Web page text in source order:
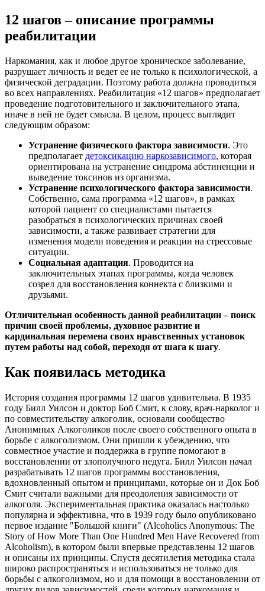
12 шагов – описание программы
реабилитации
Наркомания, как и любое другое хроническое заболевание,
разрушает личность и ведет ее не только к психологической, а
физической деградации. Поэтому работа должна проводиться
во всех направлениях. Реабилитация «12 шагов» предполагает
проведение подготовительного и заключительного этапа,
иначе в ней не будет смысла. В целом, процесс выглядит
следующим образом:
Устранение физического фактора зависимости. Это
предполагает детоксикацию наркозависимого, которая
ориентирована на устранение синдрома абстиненции и
выведение токсинов из организма.
Устранение психологического фактора зависимости.
Собственно, сама программа «12 шагов», в рамках
которой пациент со специалистами пытается
разобраться в психологических причинах своей
зависимости, а также развивает стратегии для
изменения модели поведения и реакции на стрессовые
ситуации.
Социальная адаптация. Проводится на
заключительных этапах программы, когда человек
созрел для восстановления коннекта с близкими и
друзьями.
Отличительная особенность данной реабилитации – поиск
причин своей проблемы, духовное развитие и
кардинальная перемена своих нравственных установок
путем работы над собой, переходя от шага к шагу.
Как появилась методика
История создания программы 12 шагов удивительна. В 1935
году Билл Уилсон и доктор Боб Смит, к слову, врач-нарколог и
по совместительству алкоголик, основали сообщество
Анонимных Алкоголиков после своего собственного опыта в
борьбе с алкоголизмом. Они пришли к убеждению, что
совместное участие и поддержка в группе помогают в
восстановлении от злополучного недуга. Билл Уилсон начал
разрабатывать 12 шагов программы восстановления,
вдохновленный опытом и принципами, которые он и Док Боб
Смит считали важными для преодоления зависимости от
алкоголя. Экспериментальная практика оказалась настолько
популярна и эффективна, что в 1939 году было опубликовано
первое издание "Большой книги" (Alcoholics Anonymous: The
Story of How More Than One Hundred Men Have Recovered from
Alcoholism), в котором были впервые представлены 12 шагов
и описаны их принципы. Спустя десятилетия методика стала
широко распространяться и использоваться не только для
борьбы с алкоголизмом, но и для помощи в восстановлении от